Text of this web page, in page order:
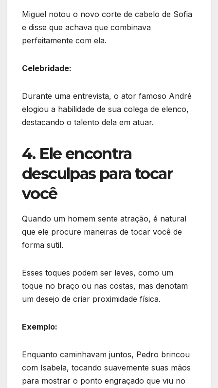
Miguel notou o novo corte de cabelo de Sofia
e disse que achava que combinava
perfeitamente com ela.
Celebridade:
Durante uma entrevista, o ator famoso André
elogiou a habilidade de sua colega de elenco,
destacando o talento dela em atuar.
4. Ele encontra
desculpas para tocar
você
Quando um homem sente atração, é natural
que ele procure maneiras de tocar você de
forma sutil.
Esses toques podem ser leves, como um
toque no braço ou nas costas, mas denotam
um desejo de criar proximidade física.
Exemplo:
Enquanto caminhavam juntos, Pedro brincou
com Isabela, tocando suavemente suas mãos
para mostrar o ponto engraçado que viu no